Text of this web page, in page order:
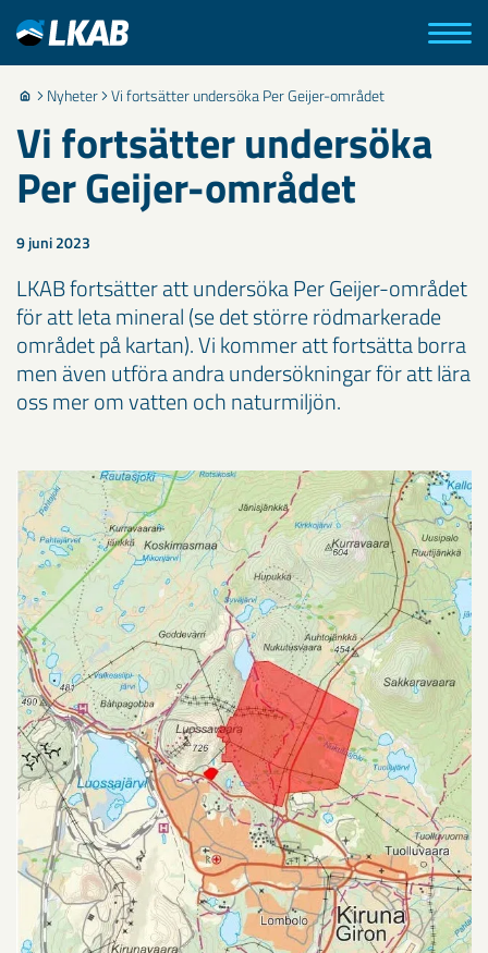
Nyheter Vi fortsätter undersöka Per Geijer-området
Vi fortsätter undersöka
Per Geijer-området
9 juni 2023
LKAB fortsätter att undersöka Per Geijer-området
för att leta mineral (se det större rödmarkerade
området på kartan). Vi kommer att fortsätta borra
men även utföra andra undersökningar för att lära
oss mer om vatten och naturmiljön.